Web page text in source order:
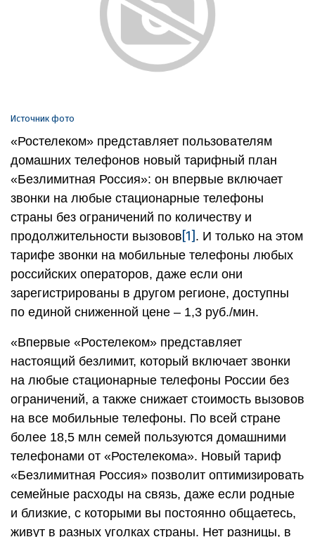
Источник фото
«Ростелеком» представляет пользователям
домашних телефонов новый тарифный план
«Безлимитная Россия»: он впервые включает
звонки на любые стационарные телефоны
страны без ограничений по количеству и
продолжительности вызовов[1] . И только на этом
тарифе звонки на мобильные телефоны любых
российских операторов, даже если они
зарегистрированы в другом регионе, доступны
по единой сниженной цене – 1,3 руб./мин.
«Впервые «Ростелеком» представляет
настоящий безлимит, который включает звонки
на любые стационарные телефоны России без
ограничений, а также снижает стоимость вызовов
на все мобильные телефоны. По всей стране
более 18,5 млн семей пользуются домашними
телефонами от «Ростелекома». Новый тариф
«Безлимитная Россия» позволит оптимизировать
семейные расходы на связь, даже если родные
и близкие, с которыми вы постоянно общаетесь,
живут в разных уголках страны. Нет разницы, в